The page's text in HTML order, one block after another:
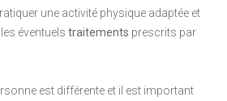
une activité physique adaptée et
éventuels traitements prescrits par
est différente et il est important